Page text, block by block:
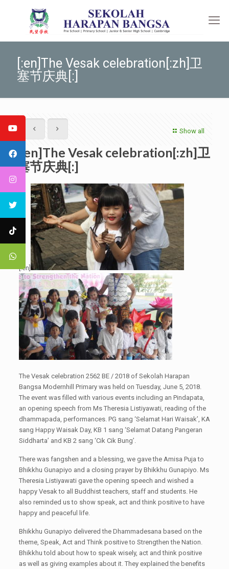
[:en]The Vesak celebration[:zh]卫
塞节庆典[:]
Show all
[:en]The Vesak celebration[:zh]卫
塞节庆典[:]
[:en]
The Vesak celebration 2562 BE / 2018 of Sekolah Harapan
Bangsa Modernhill Primary was held on Tuesday, June 5, 2018.
The event was filled with various events including an Pindapata,
an opening speech from Ms Theresia Listiyawati, reading of the
dhammapada, performances. PG sang ‘Selamat Hari Waisak’, KA
sang Happy Waisak Day, KB 1 sang ‘Selamat Datang Pangeran
Siddharta’ and KB 2 sang ‘Cik Cik Bung’.
There was fangshen and a blessing, we gave the Amisa Puja to
Bhikkhu Gunapiyo and a closing prayer by Bhikkhu Gunapiyo. Ms
Theresia Listiyawati gave the opening speech and wished a
happy Vesak to all Buddhist teachers, staff and students. He
also reminded us to show speak, act and think positive to have
happy and peaceful life.
Bhikkhu Gunapiyo delivered the Dhammadesana based on the
theme, Speak, Act and Think positive to Strengthen the Nation.
Bhikkhu told about how to speak wisely, act and think positive
as well as giving examples about it. They explained the benefits